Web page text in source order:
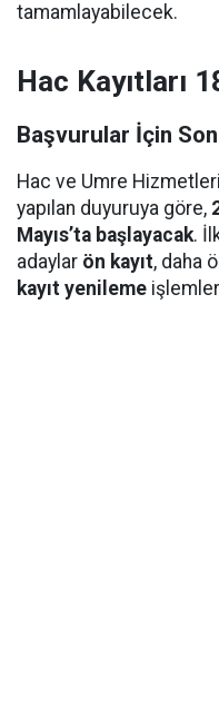
tamamlayabilecek.
Hac Kayıtları
Başvurular İçin
Hac ve Umre
yapılan duyuruya göre,
Mayıs’ta başlayacak.
adaylar ön kayıt, daha
kayıt yenileme